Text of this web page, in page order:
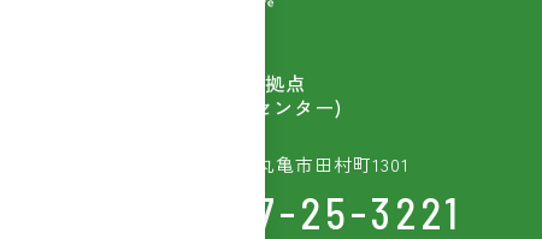
ウェルベストの開発拠点
(富士産業研究開発センター)
〒763-8603 香川県丸亀市田村町1301
TEL:0877-25-3221